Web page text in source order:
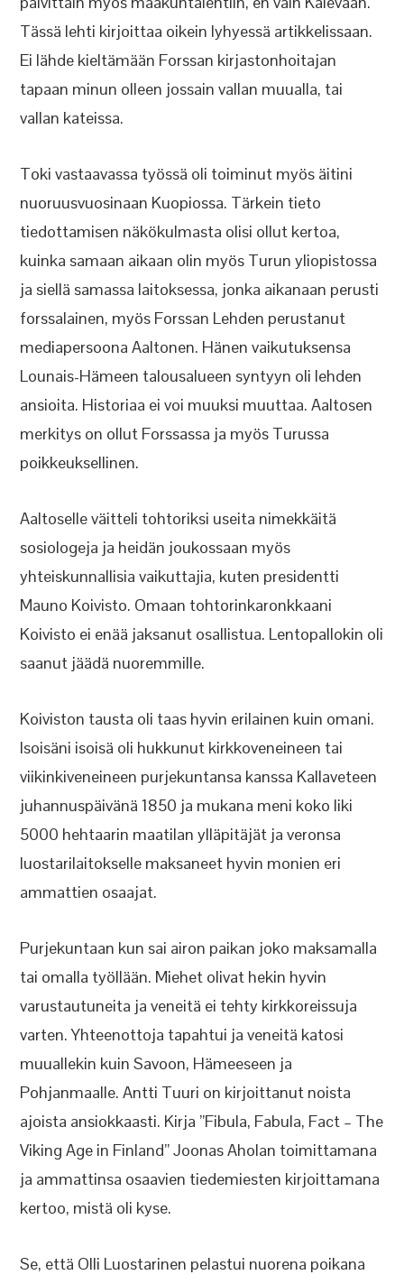
Tässä lehti kirjoittaa oikein lyhyessä artikkelissaan.
Ei lähde kieltämään Forssan kirjastonhoitajan
tapaan minun olleen jossain vallan muualla, tai
vallan kateissa.
Toki vastaavassa työssä oli toiminut myös äitini
nuoruusvuosinaan Kuopiossa. Tärkein tieto
tiedottamisen näkökulmasta olisi ollut kertoa,
kuinka samaan aikaan olin myös Turun yliopistossa
ja siellä samassa laitoksessa, jonka aikanaan perusti
forssalainen, myös Forssan Lehden perustanut
mediapersoona Aaltonen. Hänen vaikutuksensa
Lounais-Hämeen talousalueen syntyyn oli lehden
ansioita. Historiaa ei voi muuksi muuttaa. Aaltosen
merkitys on ollut Forssassa ja myös Turussa
poikkeuksellinen.
Aaltoselle väitteli tohtoriksi useita nimekkäitä
sosiologeja ja heidän joukossaan myös
yhteiskunnallisia vaikuttajia, kuten presidentti
Mauno Koivisto. Omaan tohtorinkaronkkaani
Koivisto ei enää jaksanut osallistua. Lentopallokin oli
saanut jäädä nuoremmille.
Koiviston tausta oli taas hyvin erilainen kuin omani.
Isoisäni isoisä oli hukkunut kirkkoveneineen tai
viikinkiveneineen purjekuntansa kanssa Kallaveteen
juhannuspäivänä 1850 ja mukana meni koko liki
5000 hehtaarin maatilan ylläpitäjät ja veronsa
luostarilaitokselle maksaneet hyvin monien eri
ammattien osaajat.
Purjekuntaan kun sai airon paikan joko maksamalla
tai omalla työllään. Miehet olivat hekin hyvin
varustautuneita ja veneitä ei tehty kirkkoreissuja
varten. Yhteenottoja tapahtui ja veneitä katosi
muuallekin kuin Savoon, Hämeeseen ja
Pohjanmaalle. Antti Tuuri on kirjoittanut noista
ajoista ansiokkaasti. Kirja ”Fibula, Fabula, Fact – The
Viking Age in Finland” Joonas Aholan toimittamana
ja ammattinsa osaavien tiedemiesten kirjoittamana
kertoo, mistä oli kyse.
Se, että Olli Luostarinen pelastui nuorena poikana